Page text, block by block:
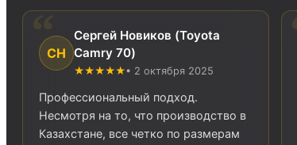
СН
Сергей Новиков (Toyota
Camry 70)
★★★★★• 2 октября 2025
Профессиональный подход.
Несмотря на то, что производство в
Казахстане, все четко по размерам